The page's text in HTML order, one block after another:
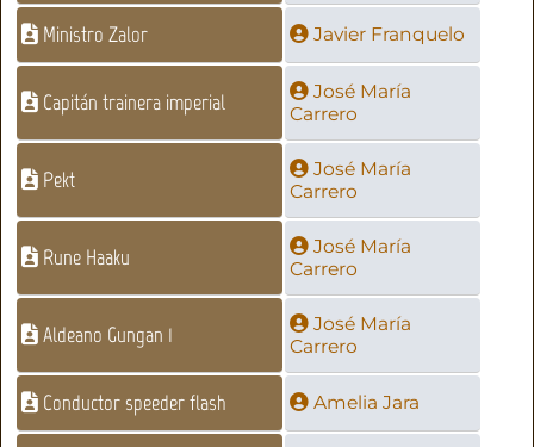
Ministro Zalor Javier Franquelo
Capitán trainera imperial
José María
Carrero
Pekt
José María
Carrero
Rune Haaku
José María
Carrero
Aldeano Gungan 1
José María
Carrero
Conductor speeder flash Amelia Jara